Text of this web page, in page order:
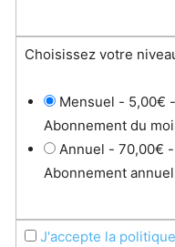
Choisissez votre
Mensuel - 5,00€ -
Abonnement du
Annuel -70,00€ -
Abonnement
J'accepte la